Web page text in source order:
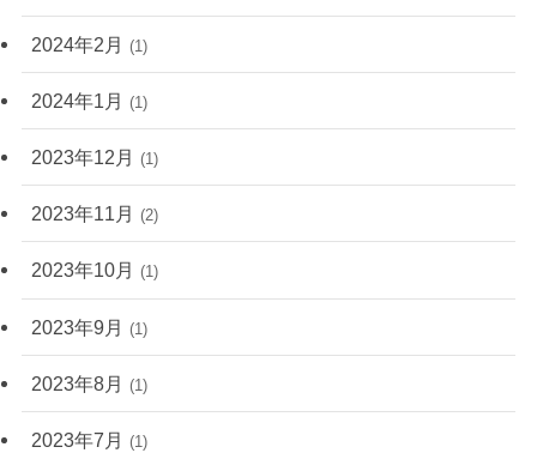
2024年2月 (1)
2024年1月 (1)
2023年12月 (1)
2023年11月 (2)
2023年10月 (1)
2023年9月 (1)
2023年8月 (1)
2023年7月 (1)